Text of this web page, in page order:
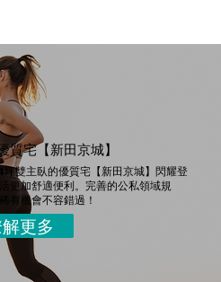
宅【新田京城】
雙主臥的優質宅【新田京城】閃耀登
更加舒適便利。完善的公私領域規
有機會不容錯過！
更多